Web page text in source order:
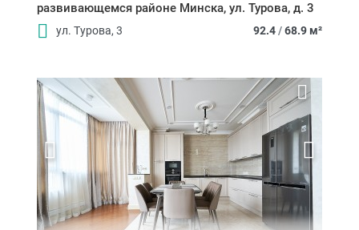
развивающемся районе Минска, ул. Турова, д. 3
ул. Турова, 3 92.4/68.9 м²